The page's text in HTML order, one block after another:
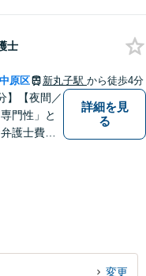
士
原区 新丸子駅 から徒歩4分
】【夜間／
門性」と
弁護士費
詳細を見
る
変更